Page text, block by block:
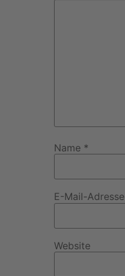
Name *
E-Mail-Adresse
Website